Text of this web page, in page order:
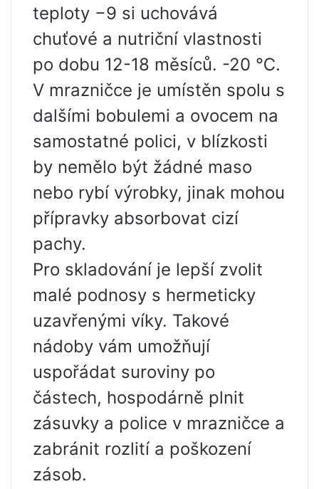
teploty −9 si uchovává
chuťové a nutriční vlastnosti
po dobu 12-18 měsíců. -20 ℃.
V mrazničce je umístěn spolu s
dalšími bobulemi a ovocem na
samostatné polici, v blízkosti
by nemělo být žádné maso
nebo rybí výrobky, jinak mohou
přípravky absorbovat cizí
pachy.
Pro skladování je lepší zvolit
malé podnosy s hermeticky
uzavřenými víky. Takové
nádoby vám umožňují
uspořádat suroviny po
částech, hospodárně plnit
zásuvky a police v mrazničce a
zabránit rozlití a poškození
zásob.